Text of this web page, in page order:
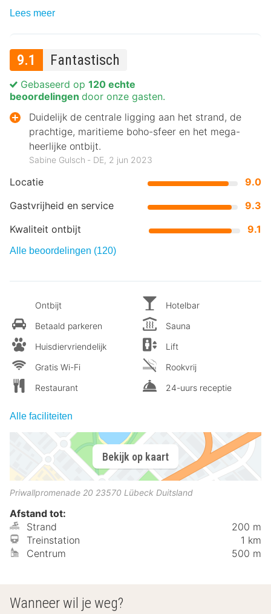
Lees meer
9.1 Fantastisch
Locatie
9.0
Gastvrijheid en service
9.3
Kwaliteit ontbijt
9.1
Gebaseerd op 120 echte
beoordelingen door onze gasten.
Duidelijk de centrale ligging aan het strand, de
prachtige, maritieme boho-sfeer en het mega-
heerlijke ontbijt.
Sabine Gulsch ‐ DE, 2 jun 2023
Alle beoordelingen (120)
Ontbijt
Betaald parkeren
Huisdiervriendelijk
Gratis Wi-Fi
Restaurant
Hotelbar
Sauna
Lift
Rookvrij
24-uurs receptie
Alle faciliteiten
Bekijk op kaart
Priwallpromenade 20 23570 Lübeck Duitsland
Afstand tot:
Strand
200 m
Treinstation
1 km
Centrum
500 m
Wanneer wil je weg?